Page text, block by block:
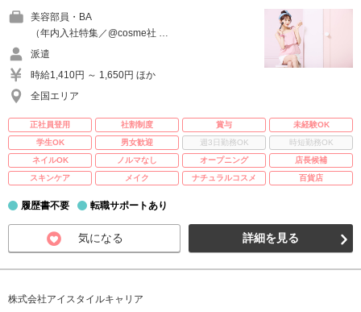
美容部員・BA
（年内入社特集／@cosme社 …
派遣
時給1,410円 ～ 1,650円 ほか
全国エリア
正社員登用 社割制度 賞与
未経験OK
学生OK
男女歓迎 週3日勤務OK
時短勤務OK
ネイルOK
ノルマなし オープニング
店長候補
スキンケア
メイク ナチュラルコスメ 百貨店
履歴書不要 転職サポートあり
気になる 詳細を見る
株式会社アイスタイルキャリア